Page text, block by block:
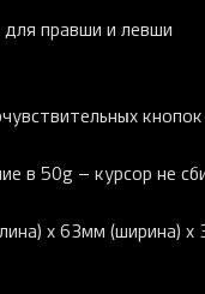
правши и левши
кнопок
в 50g – курсор не
x 63мм (ширина) x